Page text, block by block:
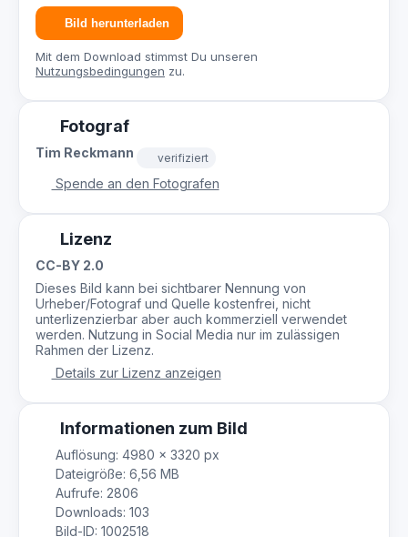
Bild herunterladen
Mit dem Download stimmst Du unseren
Nutzungsbedingungen zu.
Fotograf
Tim Reckmann verifiziert
Spende an den Fotografen
Lizenz
CC-BY 2.0
Dieses Bild kann bei sichtbarer Nennung von
Urheber/Fotograf und Quelle kostenfrei, nicht
unterlizenzierbar aber auch kommerziell verwendet
werden. Nutzung in Social Media nur im zulässigen
Rahmen der Lizenz.
Details zur Lizenz anzeigen
Informationen zum Bild
Auflösung: 4980 × 3320 px
Dateigröße: 6,56 MB
Aufrufe: 2806
Downloads: 103
Bild-ID: 1002518